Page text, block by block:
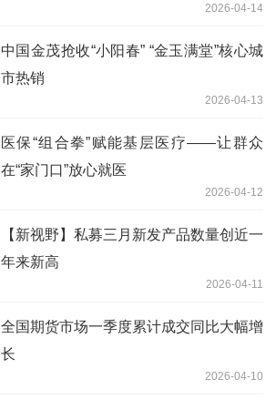
2026-04-14
中国金茂抢收“小阳春” “金玉满堂”核心城
市热销
2026-04-13
医保“组合拳”赋能基层医疗——让群众
在“家门口”放心就医
2026-04-12
【新视野】私募三月新发产品数量创近一
年来新高
2026-04-11
全国期货市场一季度累计成交同比大幅增
长
2026-04-10